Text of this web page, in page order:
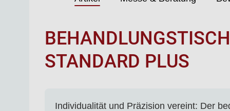
STANDARD PLUS
Individualität und Präzision vereint: Der